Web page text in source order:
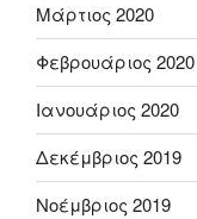
Μάρτιος 2020
Φεβρουάριος 2020
Ιανουάριος 2020
Δεκέμβριος 2019
Νοέμβριος 2019